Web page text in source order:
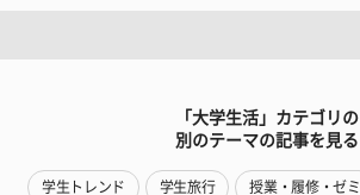
「大学生活」カテゴリの
別のテーマの記事を見る
学生トレンド 学生旅行 授業・履修・ゼミ